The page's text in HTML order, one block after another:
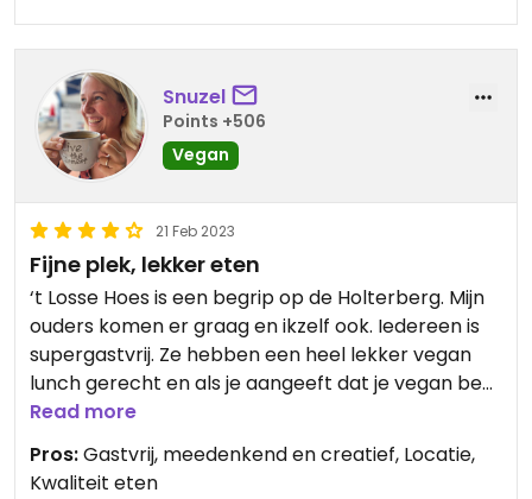
Snuzel
Points +506
Vegan
21 Feb 2023
Fijne plek, lekker eten
‘t Losse Hoes is een begrip op de Holterberg. Mijn
ouders komen er graag en ikzelf ook. Iedereen is
supergastvrij. Ze hebben een heel lekker vegan
lunch gerecht en als je aangeeft dat je vegan bent
gebruiken ze hun creativiteit om allerlei lekkers te
creëren. Ook aanwezig: sojamelk voor je
cappuccino!
Read more
Pros:Gastvrij, meedenkend en creatief, Locatie,
Kwaliteit eten